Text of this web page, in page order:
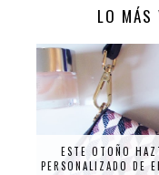
LO MÁS
ESTE OTOÑO
PERSONALIZADO DE